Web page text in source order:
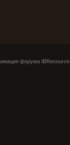
форума IBResource